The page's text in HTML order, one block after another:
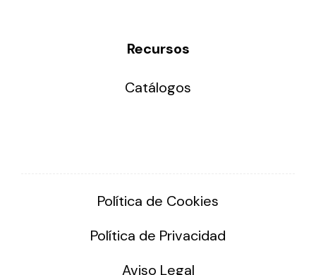
Recursos
Catálogos
Política de Cookies
Política de Privacidad
Aviso Legal